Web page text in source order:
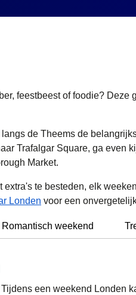
feestbeest of foodie? Deze
de Theems de
Trafalgar Square, ga even
Market.
te besteden, elk
Londen voor een
Romantisch weekend
een weekend Londen